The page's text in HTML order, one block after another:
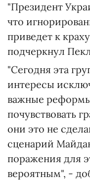
"Президент
что
приведет к
подчеркнул
"Сегодня эта
интересы
важные
почувствовать
они это не
сценарий
поражения для
вероятным", -